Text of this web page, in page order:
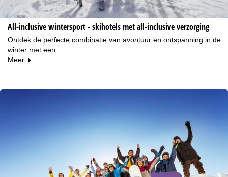
All-inclusive wintersport - skihotels met all-inclusive verzorging
Ontdek de perfecte combinatie van avontuur en ontspanning in de
winter met een …
Meer